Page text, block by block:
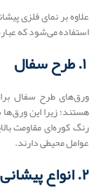
علاوه بر نمای فلزی
استفاده می‌شود که
ورق‌های طرح سفال
هستند؛ زیرا این
رنگ کوره‌ای مقاومت
عوامل محیطی دارند.
۲. انواع پیشانی ساختمان؛ بام تایل یا رایکا بام